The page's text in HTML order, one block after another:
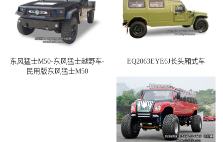
东风猛士M50-东风猛士越野车-
民用版东风猛士M50
EQ2063EYE6J长头厢式车